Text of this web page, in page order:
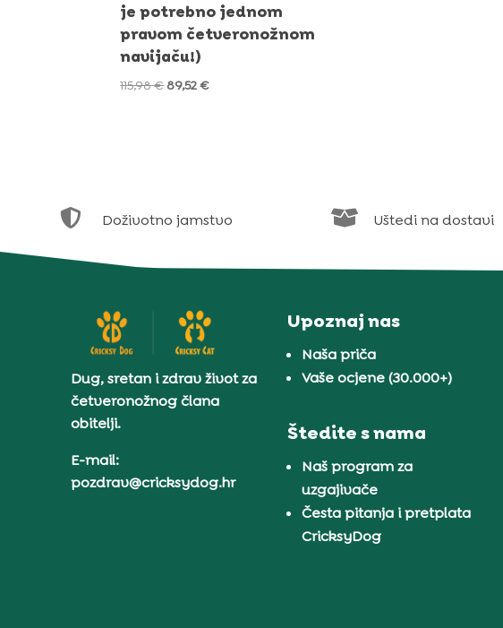
je potrebno jednom
pravom četveronožnom
navijaču!)
115,98€Izvorna
89,52€Trenutna
 Doživotno jamstvo  Uštedi na dostavi
Dug, sretan i zdrav život za
četveronožnog člana
obitelji.
E-mail:
pozdrav@cricksydog.hr
Upoznaj nas
Naša priča
Vaše ocjene (30.000+)
Štedite s nama
Naš program za
uzgajivače
Česta pitanja i pretplata
CricksyDog